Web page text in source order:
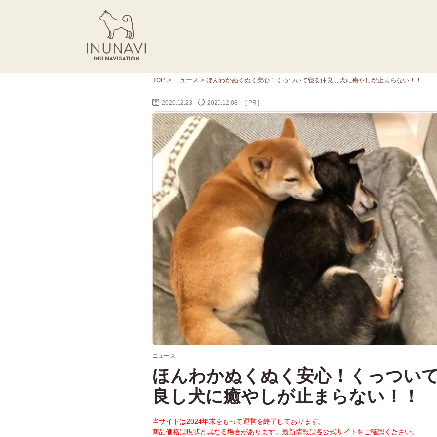
TOP > ニュース > ほんわかぬくぬく安心！くっついて寝る仲良し犬に癒やしが止まらない！！
2020.12.23 2020.12.08 [ PR ]
ニュース
ほんわかぬくぬく安心！くっつい
良し犬に癒やしが止まらない！！
当サイトは2024年末をもって運営を終了しております。
商品価格は現状と異なる場合があります。最新情報は各公式サイトをご確認ください。